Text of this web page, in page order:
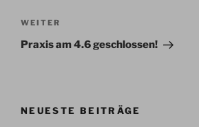
Nächster
Beitrag
WEITER
Praxis am 4.6 geschlossen!
NEUESTE BEITRÄGE